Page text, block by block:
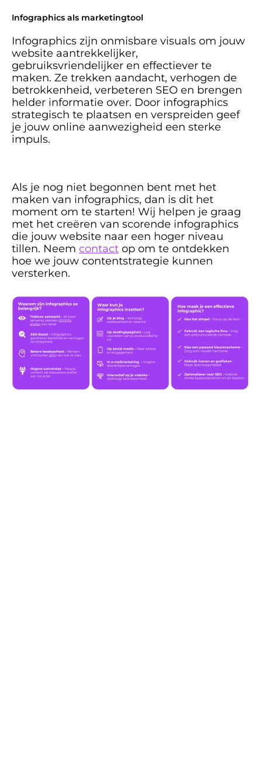
Infographics als marketingtool
Infographics zijn onmisbare visuals om jouw
website aantrekkelijker,
gebruiksvriendelijker en effectiever te
maken. Ze trekken aandacht, verhogen de
betrokkenheid, verbeteren SEO en brengen
helder informatie over. Door infographics
strategisch te plaatsen en verspreiden geef
je jouw online aanwezigheid een sterke
impuls.
Als je nog niet begonnen bent met het
maken van infographics, dan is dit het
moment om te starten! Wij helpen je graag
met het creëren van scorende infographics
die jouw website naar een hoger niveau
tillen. Neem contact op om te ontdekken
hoe we jouw contentstrategie kunnen
versterken.